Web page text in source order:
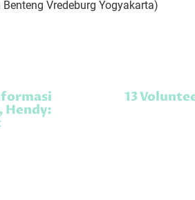
Vredeburg Yogyakarta)
Hendy:
13